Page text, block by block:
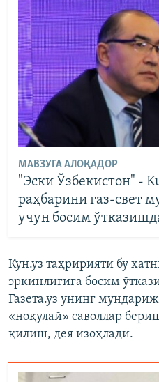
МАВЗУГА АЛОҚАДОР
"Эски Ўзбекистон" -
раҳбарини газ-свет
учун босим
Кун.уз таҳририяти бу
эркинлигига босим
Газета.уз унинг
«ноқулай» саволлар
қилиш, дея изоҳлади.